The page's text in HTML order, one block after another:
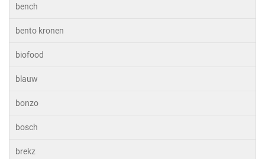
bench
bento kronen
biofood
blauw
bonzo
bosch
brekz